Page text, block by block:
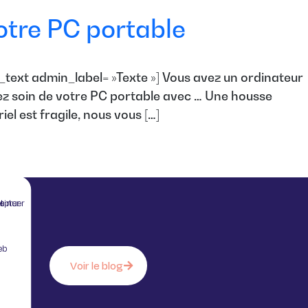
accepter
PC portable
admin_label= »Texte »] Vous avez un ordinateur
soin de votre PC portable avec … Une housse
est fragile, nous vous […]
Voir le blog